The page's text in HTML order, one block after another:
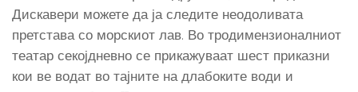
Дискавери можете да ја следите неодоливата
претстава со морскиот лав. Во тродимензионалниот
театар секојдневно се прикажуваат шест приказни
кои ве водат во тајните на длабоките води и